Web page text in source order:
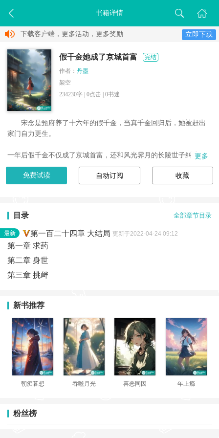
书籍详情
下载客户端，更多活动，更多奖励 立即下载
假千金她成了京城首富
完结
作者： 丹墨
架空
234230字 | 0点击 | 0书迷
宋念是甄府养了十六年的假千金，当真千金回归后，她被赶出
家门自力更生。
一年后假千金不仅成了京城首富，还和风光霁月的长陵世子纠缠不
清。
落魄假千金...
更多
免费试读 自动订阅 收藏
目录 全部章节目录
最新 第一百二十四章 大结局 更新于2022-04-24 09:12
第一章 求药
第二章 身世
第三章 挑衅
新书推荐
朝痴暮想 吞噬月光 喜恶同因 年上瘾
粉丝榜